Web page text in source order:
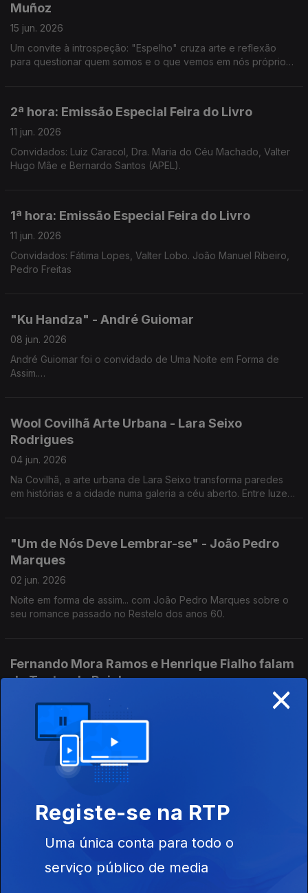
Muñoz
15 jun. 2026
Um convite à introspeção: "Espelho" cruza arte e reflexão
para questionar quem somos e o que vemos em nós próprios.
2ª hora: Emissão Especial Feira do Livro
11 jun. 2026
Convidados: Luiz Caracol, Dra. Maria do Céu Machado, Valter
Hugo Mãe e Bernardo Santos (APEL).
1ª hora: Emissão Especial Feira do Livro
11 jun. 2026
Convidados: Fátima Lopes, Valter Lobo. João Manuel Ribeiro,
Pedro Freitas
"Ku Handza" - André Guiomar
08 jun. 2026
André Guiomar foi o convidado de Uma Noite em Forma de
Assim.
Wool Covilhã Arte Urbana - Lara Seixo
Rodrigues
04 jun. 2026
Na Covilhã, a arte urbana de Lara Seixo transforma paredes
em histórias e a cidade numa galeria a céu aberto. Entre luzes,
"Um de Nós Deve Lembrar-se" - João Pedro
Marques
02 jun. 2026
Noite em forma de assim... com João Pedro Marques sobre o
seu romance passado no Restelo dos anos 60.
Fernando Mora Ramos e Henrique Fialho falam
do Teatro da Rainha
01 jun. 2026
O Teatro da Rainha celebra 40 anos. Os encenadores
Fernando Mora Ramos e Henrique Fialho vieram das Caldas da
Rainha para conversar com Jorge Afonso.
29 mai. 2026
David Elrich não promete uma vida perfeita, nem soluções
milagrosas, mas, sim, uma reflexão acessível e bem-humorada
sobre quem somos e como podemos viver com mais lucidez e
mais humanidade.
×
Registe-se na RTP
Uma única conta para todo o
serviço público de media